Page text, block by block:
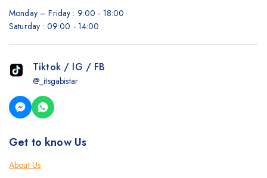
Monday – Friday : 9:00 - 18:00
Saturday : 09:00 - 14:00
Tiktok / IG / FB
@_itsgabistar
Get to know Us
About Us